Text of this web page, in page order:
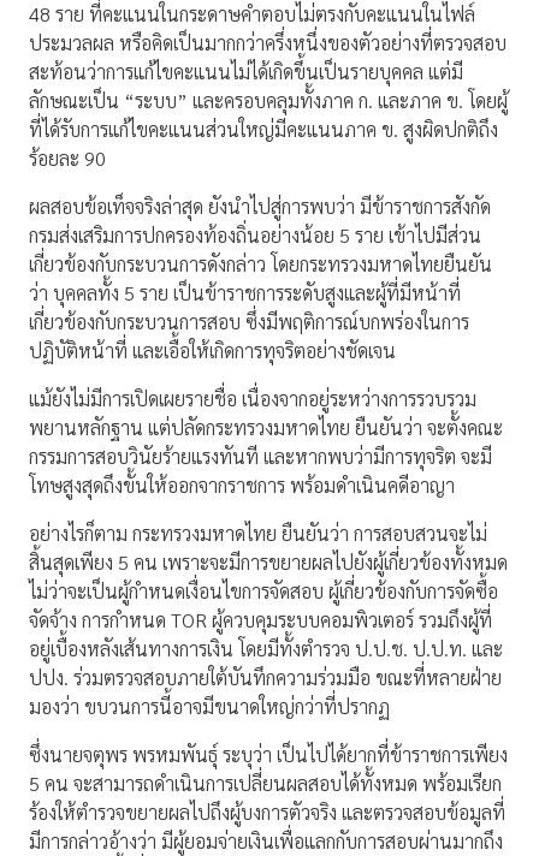
48 ราย ที่คะแนนในกระดาษคำตอบไม่ตรงกับคะแนนในไฟล์
ประมวลผล หรือคิดเป็นมากกว่าครึ่งหนึ่งของตัวอย่างที่ตรวจสอบ
สะท้อนว่าการแก้ไขคะแนนไม่ได้เกิดขึ้นเป็นรายบุคคล แต่มี
ลักษณะเป็น “ระบบ” และครอบคลุมทั้งภาค ก. และภาค ข. โดยผู้
ที่ได้รับการแก้ไขคะแนนส่วนใหญ่มีคะแนนภาค ข. สูงผิดปกติถึง
ร้อยละ 90
ผลสอบข้อเท็จจริงล่าสุด ยังนำไปสู่การพบว่า มีข้าราชการสังกัด
กรมส่งเสริมการปกครองท้องถิ่นอย่างน้อย 5 ราย เข้าไปมีส่วน
เกี่ยวข้องกับกระบวนการดังกล่าว โดยกระทรวงมหาดไทยยืนยัน
ว่า บุคคลทั้ง 5 ราย เป็นข้าราชการระดับสูงและผู้ที่มีหน้าที่
เกี่ยวข้องกับกระบวนการสอบ ซึ่งมีพฤติการณ์บกพร่องในการ
ปฏิบัติหน้าที่ และเอื้อให้เกิดการทุจริตอย่างชัดเจน
แม้ยังไม่มีการเปิดเผยรายชื่อ เนื่องจากอยู่ระหว่างการรวบรวม
พยานหลักฐาน แต่ปลัดกระทรวงมหาดไทย ยืนยันว่า จะตั้งคณะ
กรรมการสอบวินัยร้ายแรงทันที และหากพบว่ามีการทุจริต จะมี
โทษสูงสุดถึงขั้นให้ออกจากราชการ พร้อมดำเนินคดีอาญา
อย่างไรก็ตาม กระทรวงมหาดไทย ยืนยันว่า การสอบสวนจะไม่
สิ้นสุดเพียง 5 คน เพราะจะมีการขยายผลไปยังผู้เกี่ยวข้องทั้งหมด
ไม่ว่าจะเป็นผู้กำหนดเงื่อนไขการจัดสอบ ผู้เกี่ยวข้องกับการจัดซื้อ
จัดจ้าง การกำหนด TOR ผู้ควบคุมระบบคอมพิวเตอร์ รวมถึงผู้ที่
อยู่เบื้องหลังเส้นทางการเงิน โดยมีทั้งตำรวจ ป.ป.ช. ป.ป.ท. และ
ปปง. ร่วมตรวจสอบภายใต้บันทึกความร่วมมือ ขณะที่หลายฝ่าย
มองว่า ขบวนการนี้อาจมีขนาดใหญ่กว่าที่ปรากฏ
ซึ่งนายจตุพร พรหมพันธุ์ ระบุว่า เป็นไปได้ยากที่ข้าราชการเพียง
5 คน จะสามารถดำเนินการเปลี่ยนผลสอบได้ทั้งหมด พร้อมเรียก
ร้องให้ตำรวจขยายผลไปถึงผู้บงการตัวจริง และตรวจสอบข้อมูลที่
มีการกล่าวอ้างว่า มีผู้ยอมจ่ายเงินเพื่อแลกกับการสอบผ่านมากถึง